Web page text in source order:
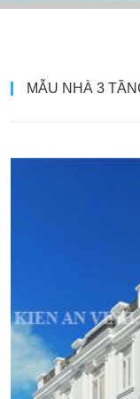
MẪU NHÀ 3